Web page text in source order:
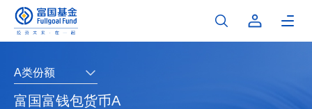
富国富钱包货币A
A类份额